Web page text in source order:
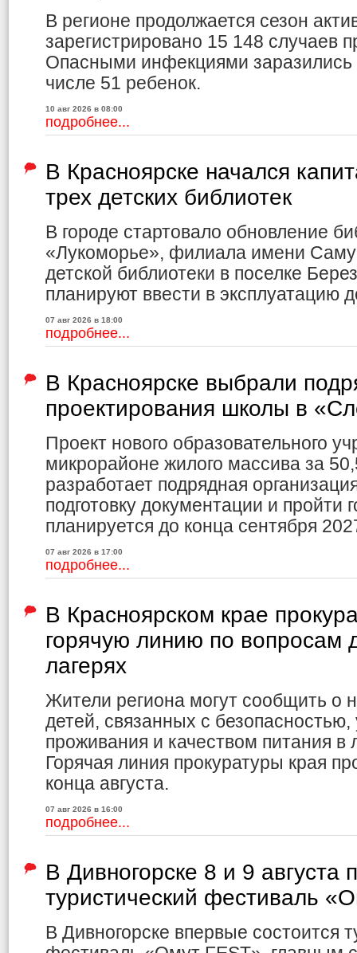
В регионе продолжается сезон
зарегистрировано 15 148 случаев
Опасными инфекциями заразились
числе 51 ребенок.
10 авг 2026 в 08:00
подробнее...
В Красноярске начался
трех детских библиотек
В городе стартовало обновление
«Лукоморье», филиала имени
детской библиотеки в поселке
планируют ввести в эксплуатацию
07 авг 2026 в 18:00
подробнее...
В Красноярске выбрали
проектирования школы в
Проект нового образовательного
микрорайоне жилого массива за
разработает подрядная
подготовку документации и пройти
планируется до конца сентября
07 авг 2026 в 17:00
подробнее...
В Красноярском крае
горячую линию по вопросам
лагерях
Жители региона могут сообщить о
детей, связанных с
проживания и качеством питания в
Горячая линия прокуратуры края
конца августа.
07 авг 2026 в 16:00
подробнее...
В Дивногорске 8 и 9 августа
туристический фестиваль
В Дивногорске впервые состоится